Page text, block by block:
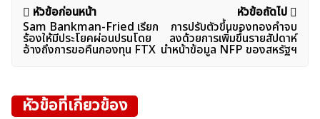
แนะแนว
เรื่อง
หัวข้อก่อนหน้า
Sam Bankman-Fried เรียก
ร้องให้มีประโยคผ่อนปรนโดย
อ้างถึงการขอคืนกองทุน FTX
หัวข้อถัดไป
การปรับตัวขึ้นของทองคำจบ
ลงด้วยการเพิ่มขึ้นรายสัปดาห์
นำหน้าข้อมูล NFP ของสหรัฐฯ
หัวข้อที่เกี่ยวข้อง